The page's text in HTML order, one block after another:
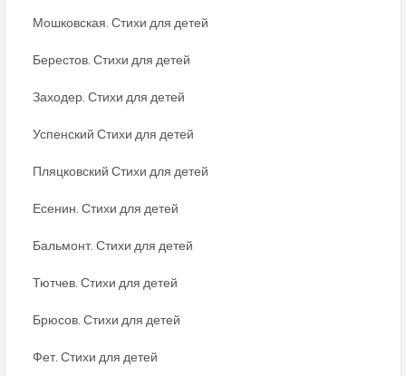
Мошковская. Стихи для детей
Берестов. Стихи для детей
Заходер. Стихи для детей
Успенский Стихи для детей
Пляцковский Стихи для детей
Есенин. Стихи для детей
Бальмонт. Стихи для детей
Тютчев. Стихи для детей
Брюсов. Стихи для детей
Фет. Стихи для детей